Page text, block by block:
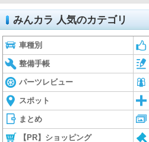
みんカラ 人気のカテゴリ
車種別
整備手帳
パーツレビュー
スポット
まとめ
【PR】ショッピング